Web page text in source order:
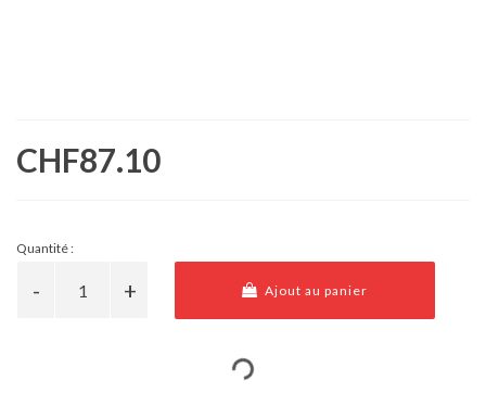
CHF87.10
Quantité :
Ajout au panier